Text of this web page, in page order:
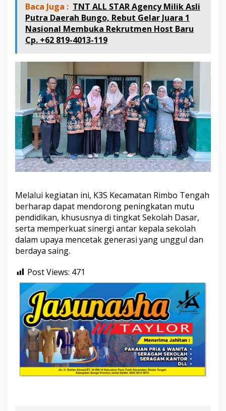
Baca Juga : TNT ALL STAR Agency Milik Asli
Putra Daerah Bungo, Rebut Gelar Juara 1
Nasional Membuka Rekrutmen Host Baru
Cp. +62 819-4013-119
Melalui kegiatan ini, K3S Kecamatan Rimbo Tengah
berharap dapat mendorong peningkatan mutu
pendidikan, khususnya di tingkat Sekolah Dasar,
serta memperkuat sinergi antar kepala sekolah
dalam upaya mencetak generasi yang unggul dan
berdaya saing.
Post Views: 471